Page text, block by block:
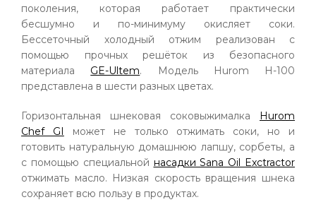
поколения, которая работает практически
бесшумно и по-минимуму окисляет соки.
Бессеточный холодный отжим реализован с
помощью прочных решёток из безопасного
материала GE-Ultem. Модель Hurom H-100
представлена в шести разных цветах.
Горизонтальная шнековая соковыжималка Hurom
Chef GI
может не только отжимать соки, но и
готовить натуральную домашнюю лапшу, сорбеты, а
с помощью специальной насадки Sana Oil Exctractor
отжимать масло. Низкая скорость вращения шнека
сохраняет всю пользу в продуктах.